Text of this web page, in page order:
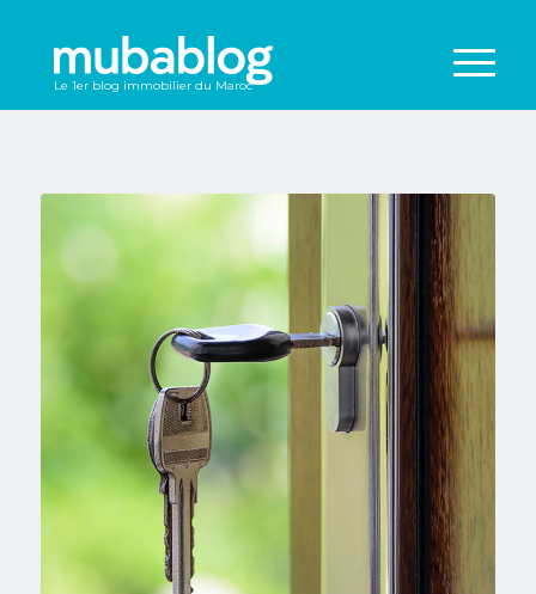
Le 1er blog immobilier du Maroc